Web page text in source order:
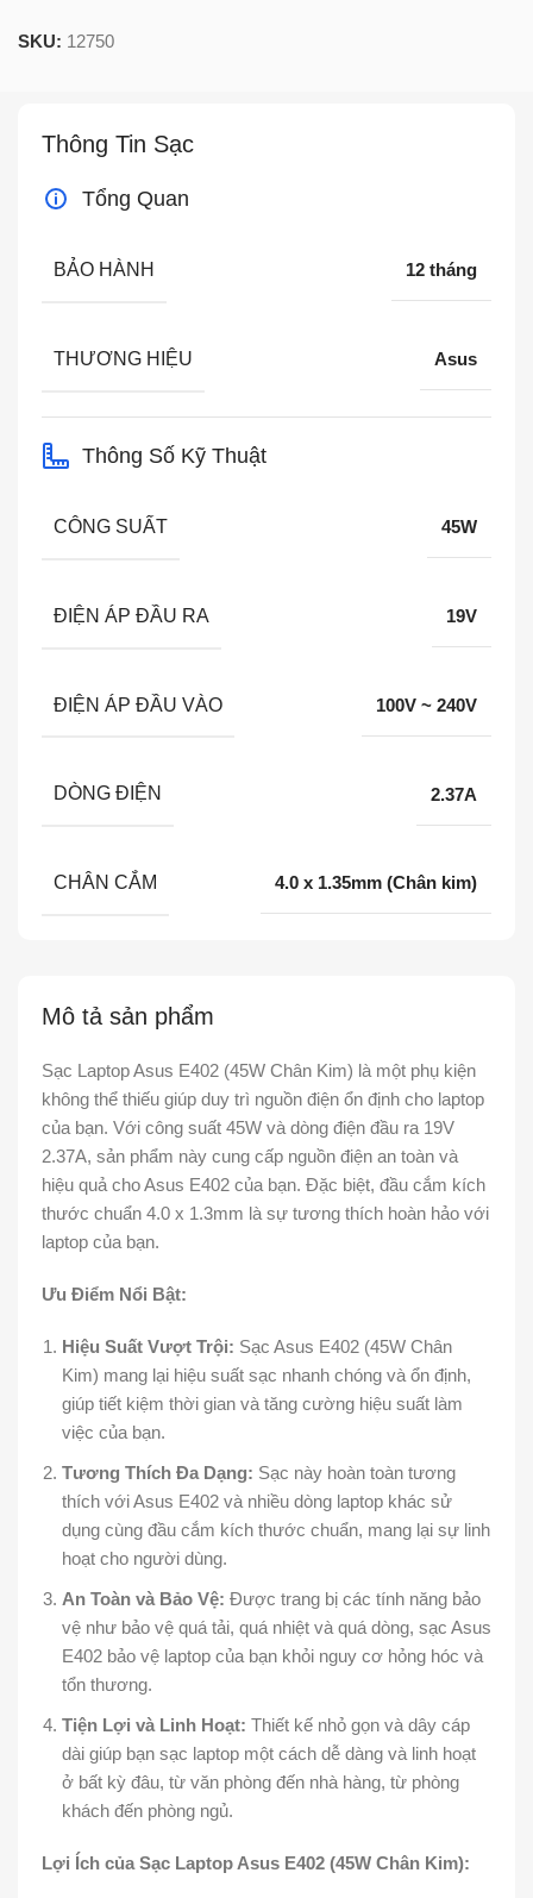
SKU: 12750
Mô tả sản phẩm
Sạc Laptop Asus E402 (45W Chân Kim) là một phụ kiện
không thể thiếu giúp duy trì nguồn điện ổn định cho laptop
của bạn. Với công suất 45W và dòng điện đầu ra 19V
2.37A, sản phẩm này cung cấp nguồn điện an toàn và
hiệu quả cho Asus E402 của bạn. Đặc biệt, đầu cắm kích
thước chuẩn 4.0 x 1.3mm là sự tương thích hoàn hảo với
laptop của bạn.
Ưu Điểm Nổi Bật:
Hiệu Suất Vượt Trội: Sạc Asus E402 (45W Chân
Kim) mang lại hiệu suất sạc nhanh chóng và ổn định,
giúp tiết kiệm thời gian và tăng cường hiệu suất làm
việc của bạn.
Tương Thích Đa Dạng: Sạc này hoàn toàn tương
thích với Asus E402 và nhiều dòng laptop khác sử
dụng cùng đầu cắm kích thước chuẩn, mang lại sự linh
hoạt cho người dùng.
An Toàn và Bảo Vệ: Được trang bị các tính năng bảo
vệ như bảo vệ quá tải, quá nhiệt và quá dòng, sạc Asus
E402 bảo vệ laptop của bạn khỏi nguy cơ hỏng hóc và
tổn thương.
Tiện Lợi và Linh Hoạt: Thiết kế nhỏ gọn và dây cáp
dài giúp bạn sạc laptop một cách dễ dàng và linh hoạt
ở bất kỳ đâu, từ văn phòng đến nhà hàng, từ phòng
khách đến phòng ngủ.
Lợi Ích của Sạc Laptop Asus E402 (45W Chân Kim):
Thông Tin Sạc
Tổng Quan
BẢO HÀNH 12 tháng
THƯƠNG HIỆU Asus
Thông Số Kỹ Thuật
CÔNG SUẤT 45W
ĐIỆN ÁP ĐẦU RA 19V
ĐIỆN ÁP ĐẦU VÀO 100V ~ 240V
DÒNG ĐIỆN 2.37A
CHÂN CẮM 4.0 x 1.35mm (Chân kim)